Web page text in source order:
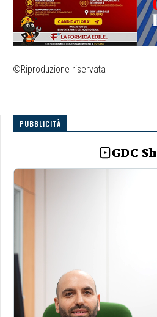
©Riproduzione riservata
PUBBLICITÀ
GDC